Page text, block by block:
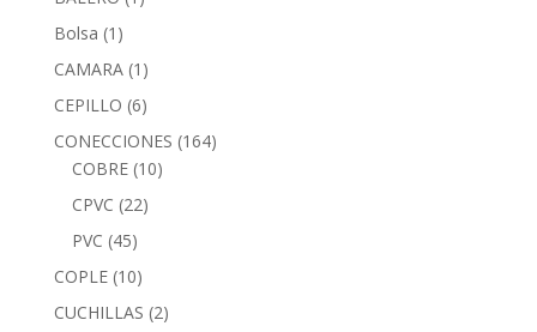
Bolsa (1)
CAMARA (1)
CEPILLO (6)
CONECCIONES (164)
COBRE (10)
CPVC (22)
PVC (45)
COPLE (10)
CUCHILLAS (2)